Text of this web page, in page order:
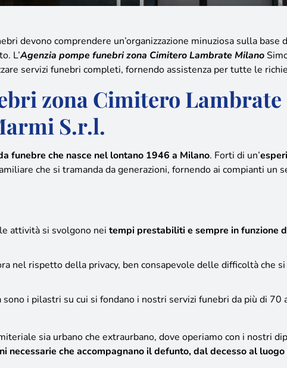
devono comprendere un’organizzazione minuziosa sulla base
. L’Agenzia pompe funebri zona Cimitero Lambrate Milano
servizi funebri completi, fornendo assistenza per tutte le
zona Cimitero Lambrate
S.r.l.
funebre che nasce nel lontano 1946 a Milano. Forti di un’
che si tramanda da generazioni, fornendo ai compianti un
attività si svolgono neitempi prestabiliti e sempre in funzione
nel rispetto della privacy, ben consapevole delle difficoltà che
i pilastri su cui si fondano i nostri servizi funebri da più di 70
sia urbano che extraurbano, dove operiamo con i nostri
necessarie che accompagnano il defunto, dal decesso al